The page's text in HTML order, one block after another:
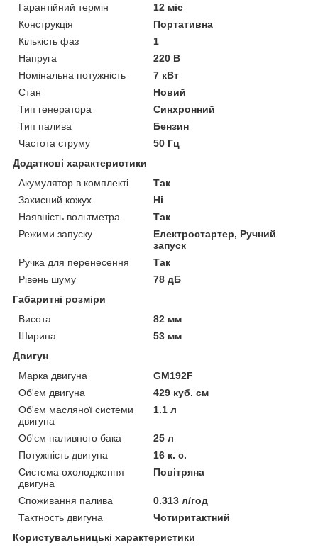
Гарантійний термін
12 міс
Конструкція
Портативна
Кількість фаз
1
Напруга
220 В
Номінальна потужність
7 кВт
Стан
Новий
Тип генератора
Синхронний
Тип палива
Бензин
Частота струму
50 Гц
Додаткові характеристики
Акумулятор в комплекті
Так
Захисний кожух
Ні
Наявність вольтметра
Так
Режими запуску
Електростартер, Ручний
запуск
Ручка для перенесення
Так
Рівень шуму
78 дБ
Габаритні розміри
Висота
82 мм
Ширина
53 мм
Двигун
Марка двигуна
GM192F
Об'єм двигуна
429 куб. см
Об'єм масляної системи
двигуна
1.1 л
Об'єм паливного бака
25 л
Потужність двигуна
16 к. с.
Система охолодження
двигуна
Повітряна
Споживання палива
0.313 л/год
Тактность двигуна
Чотиритактний
Користувальницькі характеристики